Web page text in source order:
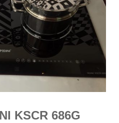
KSCR 686G